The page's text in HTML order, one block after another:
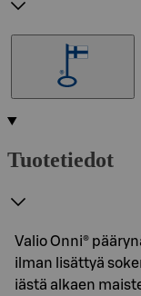
Tuotetiedot
Valio Onni®
ilman lisättyä
iästä alkaen